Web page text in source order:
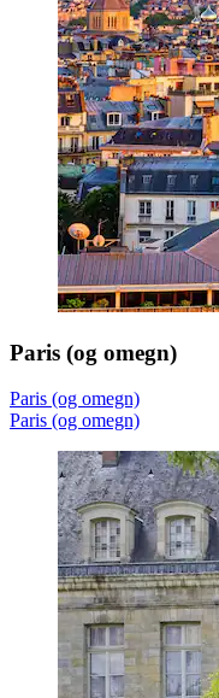
Paris (og omegn)
Paris (og omegn)
Paris (og omegn)